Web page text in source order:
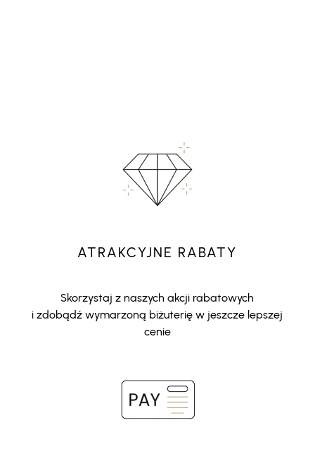
ATRAKCYJNE RABATY
Skorzystaj z naszych akcji rabatowych
i zdobądź wymarzoną biżuterię w jeszcze lepszej
cenie